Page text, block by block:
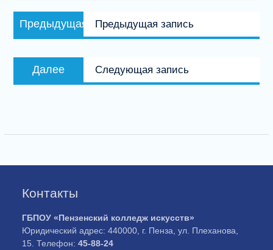
Навигация
по
Предыдущая
запись:
Предыдущая запись
Далее
запись:
Следующая запись
Контакты
ГБПОУ «Пензенский колледж искусств»
Юридический адрес: 440000, г. Пенза, ул. Плеханова,
15. Телефон:45-88-24